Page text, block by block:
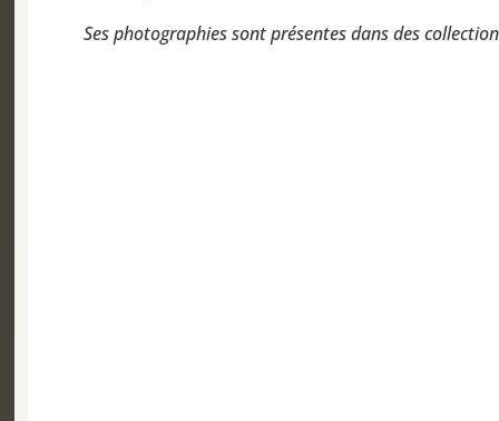
Ses photographies sont présentes dans des